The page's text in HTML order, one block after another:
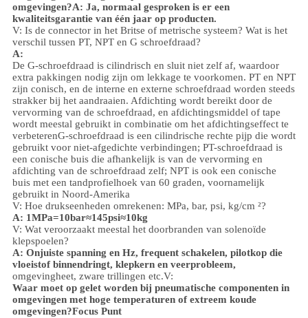
omgevingen?A: Ja, normaal gesproken is er een
kwaliteitsgarantie van één jaar op producten.
V: Is de connector in het Britse of metrische systeem? Wat is het
verschil tussen PT, NPT en G schroefdraad?
A:
De G-schroefdraad is cilindrisch en sluit niet zelf af, waardoor
extra pakkingen nodig zijn om lekkage te voorkomen. PT en NPT
zijn conisch, en de interne en externe schroefdraad worden steeds
strakker bij het aandraaien. Afdichting wordt bereikt door de
vervorming van de schroefdraad, en afdichtingsmiddel of tape
wordt meestal gebruikt in combinatie om het afdichtingseffect te
verbeterenG-schroefdraad is een cilindrische rechte pijp die wordt
gebruikt voor niet-afgedichte verbindingen; PT-schroefdraad is
een conische buis die afhankelijk is van de vervorming en
afdichting van de schroefdraad zelf; NPT is ook een conische
buis met een tandprofielhoek van 60 graden, voornamelijk
gebruikt in Noord-Amerika
V: Hoe drukseenheden omrekenen: MPa, bar, psi, kg/cm ²?
A: 1MPa=10bar≈145psi≈10kg
V: Wat veroorzaakt meestal het doorbranden van solenoïde
klepspoelen?
A: Onjuiste spanning en Hz, frequent schakelen, pilotkop die
vloeistof binnendringt, klepkern en veerprobleem,
omgevingheet, zware trillingen etc.V:
Waar moet op gelet worden bij pneumatische componenten in
omgevingen met hoge temperaturen of extreem koude
omgevingen?Focus Punt